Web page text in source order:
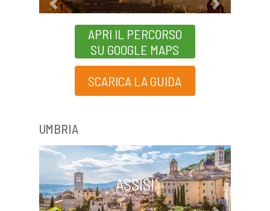
APRI IL PERCORSO
SU GOOGLE MAPS
SCARICA LA GUIDA
Previous Next
UMBRIA
ASSISI